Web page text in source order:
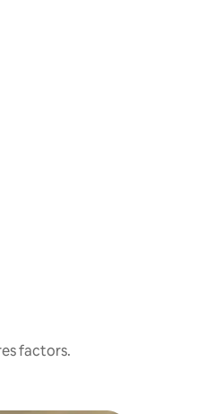
factors.